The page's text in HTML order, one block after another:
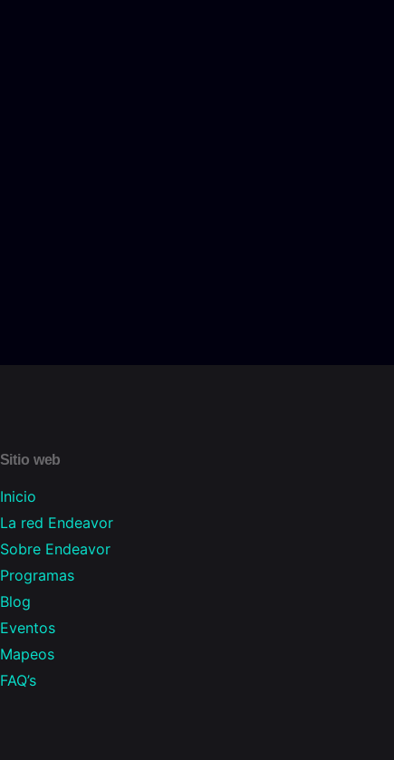
Sitio web
Inicio
La red Endeavor
Sobre Endeavor
Programas
Blog
Eventos
Mapeos
FAQ’s